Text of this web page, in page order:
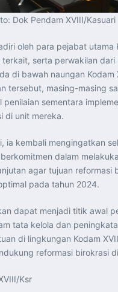
Dok Pendam XVIII/Kasuari
oleh para pejabat utama
terkait, serta perwakilan
di bawah naungan Kodam
tersebut, masing-masing
penilaian sementara
di unit mereka.
ia kembali mengingatkan
dalam
agar tujuan reformasi
pada tahun 2024.
dapat menjadi titik awal
tata kelola dan
di lingkungan Kodam
reformasi birokrasi
Ksr